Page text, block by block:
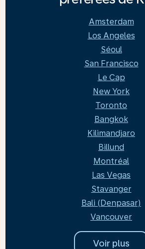
Amsterdam
Los Angeles
Séoul
San Francisco
Le Cap
New York
Toronto
Bangkok
Kilimandjaro
Billund
Montréal
Las Vegas
Stavanger
Bali (Denpasar)
Vancouver
Voir plus